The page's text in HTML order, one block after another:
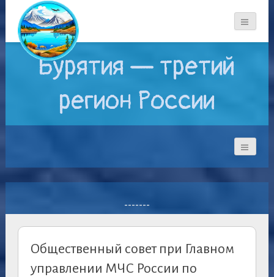
Бурятия — третий
регион России
-------
Общественный совет при Главном
управлении МЧС России по